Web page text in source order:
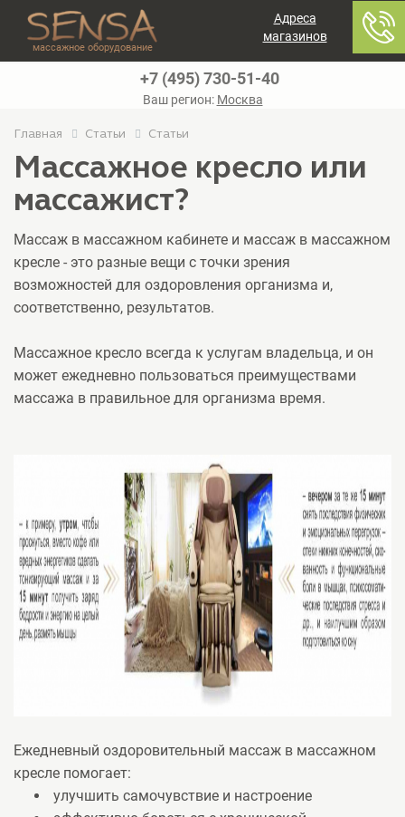
массажное оборудование
Адреса
магазинов
+7 (495) 730-51-40
Ваш регион: Москва
Главная Статьи Статьи
Массажное кресло или
массажист?
Массаж в массажном кабинете и массаж в массажном
кресле - это разные вещи с точки зрения
возможностей для оздоровления организма и,
соответственно, результатов.
Массажное кресло всегда к услугам владельца, и он
может ежедневно пользоваться преимуществами
массажа в правильное для организма время.
Ежедневный оздоровительный массаж в массажном
кресле помогает:
улучшить самочувствие и настроение